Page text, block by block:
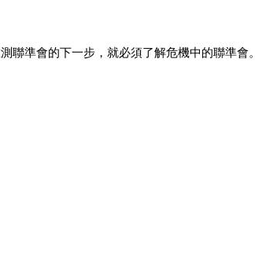
聯準會的下一步，就必須了解危機中的聯準會。